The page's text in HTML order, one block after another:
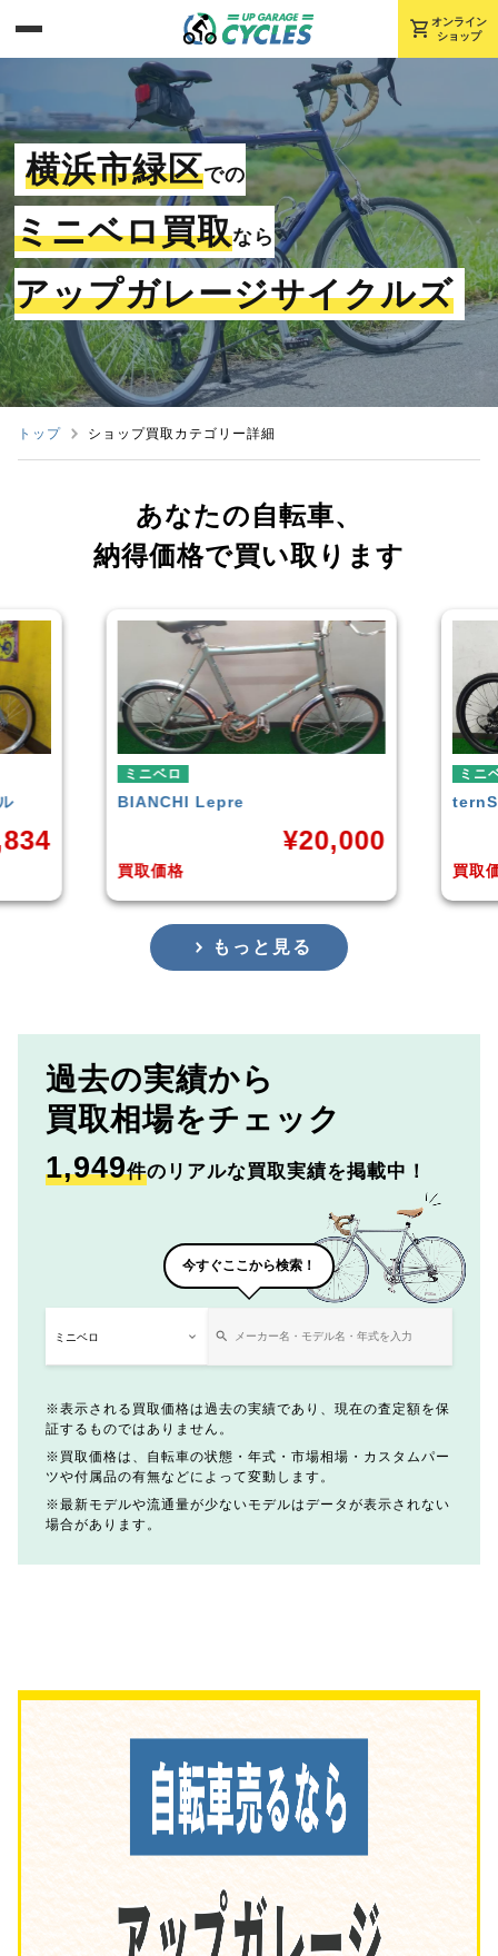
shopping_cart オンライン
ショップ
横浜市緑区での
ミニベロ買取なら
アップガレージサイクルズ
トップ ショップ買取カテゴリー詳細
あなたの自転車、
納得価格で買い取ります
ミニベロ
ternSURGE 2021年モデル
買取価格
¥33,249
ミニ
買取
もっと見る
過去の実績から
買取相場をチェック
1,949件のリアルな買取実績を掲載中！
今すぐここから検索！
表示される買取価格は過去の実績であり、現在の査定額を保
証するものではありません。
買取価格は、自転車の状態・年式・市場相場・カスタムパー
ツや付属品の有無などによって変動します。
最新モデルや流通量が少ないモデルはデータが表示されない
場合があります。